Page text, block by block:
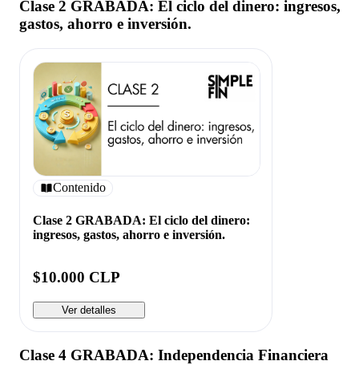
Clase 2 GRABADA: El ciclo del dinero: ingresos,
gastos, ahorro e inversión.
Contenido
Clase 2 GRABADA: El ciclo del dinero:
ingresos, gastos, ahorro e inversión.
$10.000 CLP
Ver detalles
Clase 4 GRABADA: Independencia Financiera